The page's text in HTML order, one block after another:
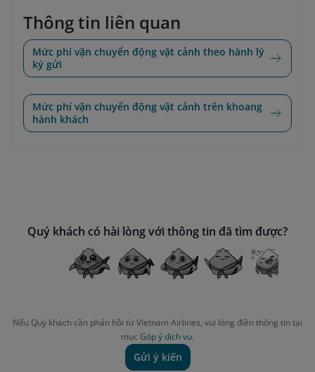
Thông tin liên quan
Mức phí vận chuyển động vật cảnh theo hành lý
ký gửi
Mức phí vận chuyển động vật cảnh trên khoang
hành khách
Quý khách có hài lòng với thông tin đã tìm được?
Nếu Quý khách cần phản hồi từ Vietnam Airlines, vui lòng điền thông tin tại
mục Góp ý dịch vụ.
Gửi ý kiến